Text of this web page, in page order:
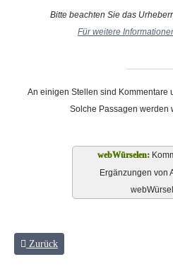
Bitte beachten Sie das
Für weitere
An einigen Stellen sind Kommentare
Solche Passagen werden
Ergänzungen von
Vorheriger Beitrag: Ansichten und
Zurück